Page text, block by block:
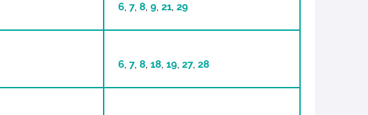
6,7,8,9,21,29
6,7,8,18,19,27,28